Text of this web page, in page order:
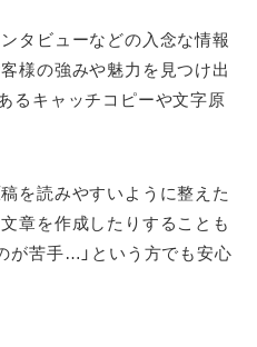
タビューなどの入念な情報
様の強みや魅力を見つけ出
るキャッチコピーや文字原
を読みやすいように整えた
章を作成したりすることも
が苦手…」という方でも安心